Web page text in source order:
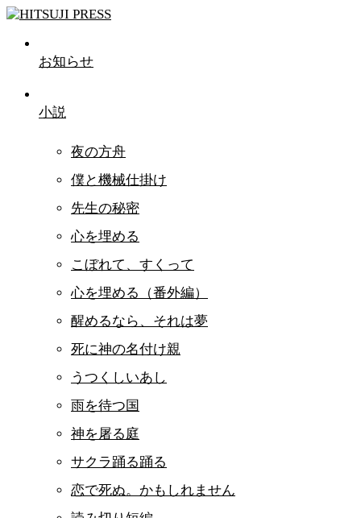
お知らせ
小説
夜の方舟
僕と機械仕掛け
先生の秘密
心を埋める
こぼれて、すくって
心を埋める（番外編）
醒めるなら、それは夢
死に神の名付け親
うつくしいあし
雨を待つ国
神を屠る庭
サクラ踊る踊る
恋で死ぬ。かもしれません